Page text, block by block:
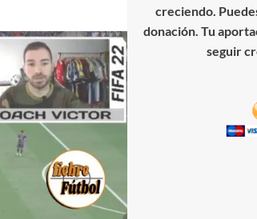
creciendo.
donación. Tu
seguir